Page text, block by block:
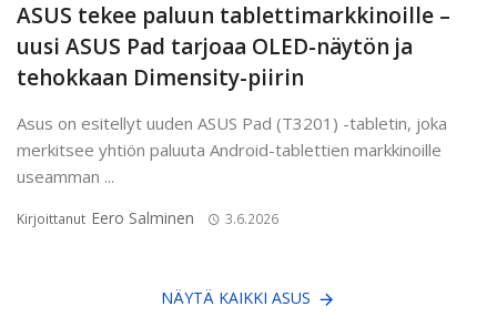
ASUS tekee paluun tablettimarkkinoille –
uusi ASUS Pad tarjoaa OLED-näytön ja
tehokkaan Dimensity-piirin
Asus on esitellyt uuden ASUS Pad (T3201) -tabletin, joka
merkitsee yhtiön paluuta Android-tablettien markkinoille
useamman ...
Kirjoittanut Eero Salminen 3.6.2026
NÄYTÄ KAIKKI ASUS